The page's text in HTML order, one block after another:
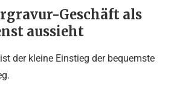
Geschäft als
aussieht
der kleine Einstieg der bequemste